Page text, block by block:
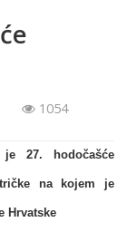
1054
27. hodočašće
na kojem je
Hrvatske